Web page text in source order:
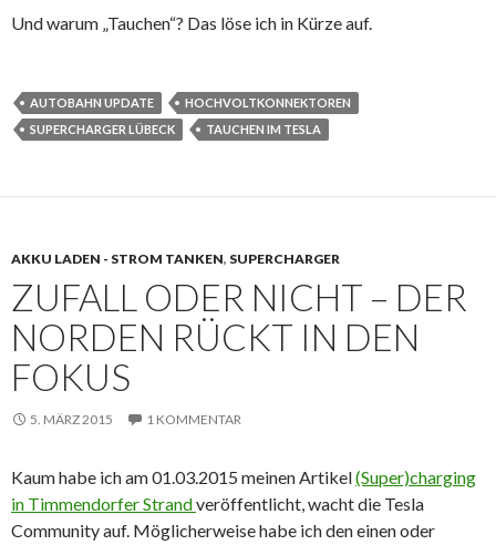
Und warum „Tauchen“? Das löse ich in Kürze auf.
AUTOBAHN UPDATE
HOCHVOLTKONNEKTOREN
SUPERCHARGER LÜBECK
TAUCHEN IM TESLA
AKKU LADEN - STROM TANKEN, SUPERCHARGER
ZUFALL ODER NICHT – DER
NORDEN RÜCKT IN DEN
FOKUS
5. MÄRZ 2015 1 KOMMENTAR
Kaum habe ich am 01.03.2015 meinen Artikel(Super)charging
in Timmendorfer Strandveröffentlicht, wacht die Tesla
Community auf. Möglicherweise habe ich den einen oder